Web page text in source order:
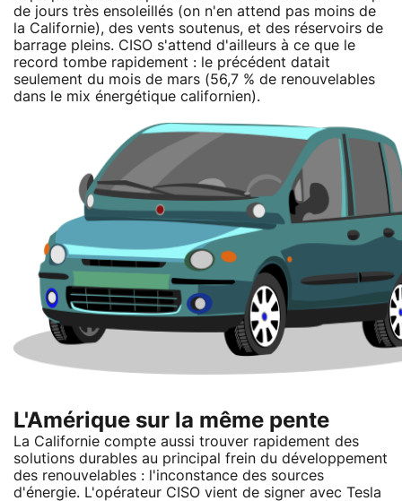
de jours très ensoleillés (on n'en attend pas moins de
la Californie), des vents soutenus, et des réservoirs de
barrage pleins. CISO s'attend d'ailleurs à ce que le
record tombe rapidement : le précédent datait
seulement du mois de mars (56,7 % de renouvelables
dans le mix énergétique californien).
L'Amérique sur la même pente
La Californie compte aussi trouver rapidement des
solutions durables au principal frein du développement
des renouvelables : l'inconstance des sources
d'énergie. L'opérateur CISO vient de signer avec Tesla